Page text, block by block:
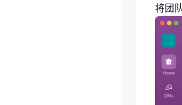
将团